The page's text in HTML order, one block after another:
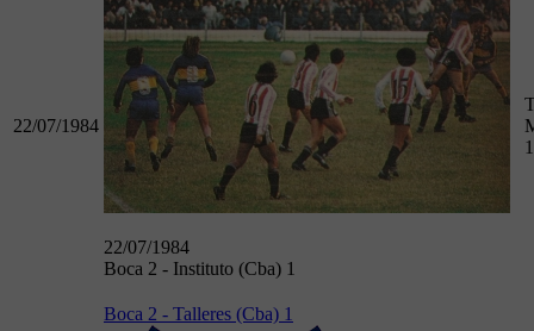
22/07/1984
22/07/1984
Boca 2 - Instituto (Cba) 1
Boca 2 - Talleres (Cba) 1